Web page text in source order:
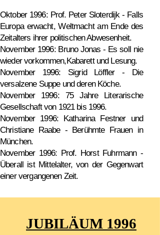
Oktober 1996: Prof. Peter Sloterdijk - Falls
Europa erwacht, Weltmacht am Ende des
Zeitalters ihrer politischen Abwesenheit.
November 1996: Bruno Jonas - Es soll nie
wieder vorkommen,Kabarett und Lesung.
November 1996: Sigrid Löffler - Die
versalzene Suppe und deren Köche.
November 1996: 75 Jahre Literarische
Gesellschaft von 1921 bis 1996.
November 1996: Katharina Festner und
Christiane Raabe - Berühmte Frauen in
München.
November 1996: Prof. Horst Fuhrmann -
Überall ist Mittelalter, von der Gegenwart
einer vergangenen Zeit.
JUBILÄUM 1996